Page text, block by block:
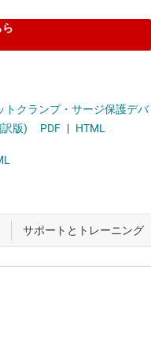
トクランプ・サージ保護デバ
版)
PDF | HTML